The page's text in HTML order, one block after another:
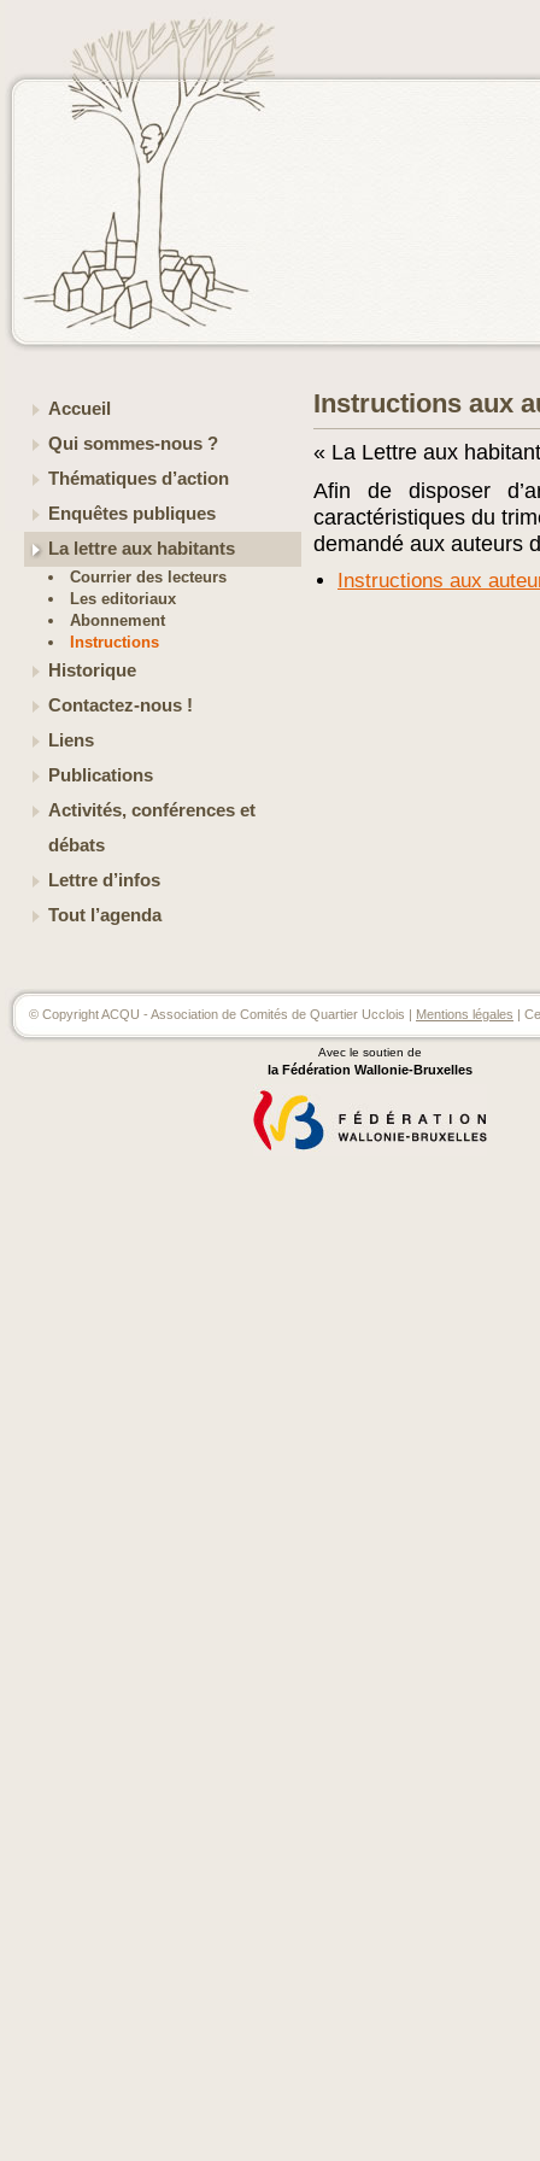
Accueil
Qui sommes-nous ?
Thématiques d’action
Enquêtes publiques
La lettre aux habitants
Courrier des lecteurs
Les editoriaux
Abonnement
Instructions
Historique
Contactez-nous !
Liens
Publications
Activités, conférences et
débats
Lettre d’infos
Tout l’agenda
Instructions aux
« La Lettre aux
Afin de disposer
caractéristiques du
demandé aux auteurs
Instructions aux
© Copyright ACQU - Association de Comités de Quartier Ucclois | Mentions légales |
Avec le soutien de
la Fédération Wallonie-Bruxelles